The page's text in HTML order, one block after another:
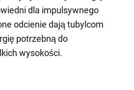
dla impulsywnego
odcienie dają tubylcom
potrzebną do
wysokości.